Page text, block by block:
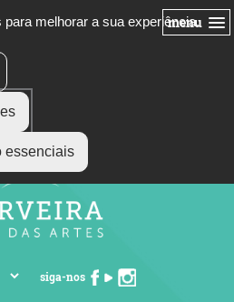
melhorar a sua experiência.
essenciais
menu
siga-nos